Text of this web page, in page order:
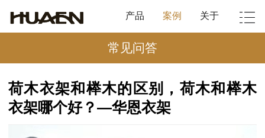
产品 案例 关于
常见问答
荷木衣架和榉木的区别，荷木和榉木
衣架哪个好？—华恩衣架